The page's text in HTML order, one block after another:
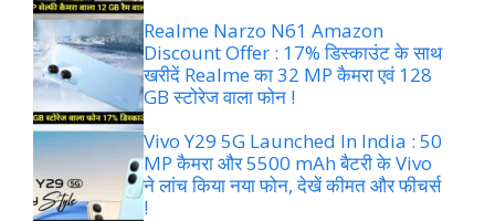
Realme Narzo N61 Amazon
Discount Offer : 17% डिस्काउंट के साथ
खरीदें Realme का 32 MP कैमरा एवं 128
GB स्टोरेज वाला फोन !
Vivo Y29 5G Launched In India : 50
MP कैमरा और 5500 mAh बैटरी के Vivo
ने लांच किया नया फोन, देखें कीमत और फीचर्स
!